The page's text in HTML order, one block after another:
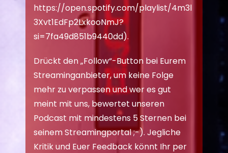
https://open.spotify.com/playlist/4m3l
3Xvt1EdFp2LxkooNmJ?
si=7fa49d851b9440dd).
Drückt den „Follow“-Button bei Eurem
Streaminganbieter, um keine Folge
mehr zu verpassen und wer es gut
meint mit uns, bewertet unseren
Podcast mit mindestens 5 Sternen bei
seinem Streamingportal ;-). Jegliche
Kritik und Euer Feedback könnt Ihr per